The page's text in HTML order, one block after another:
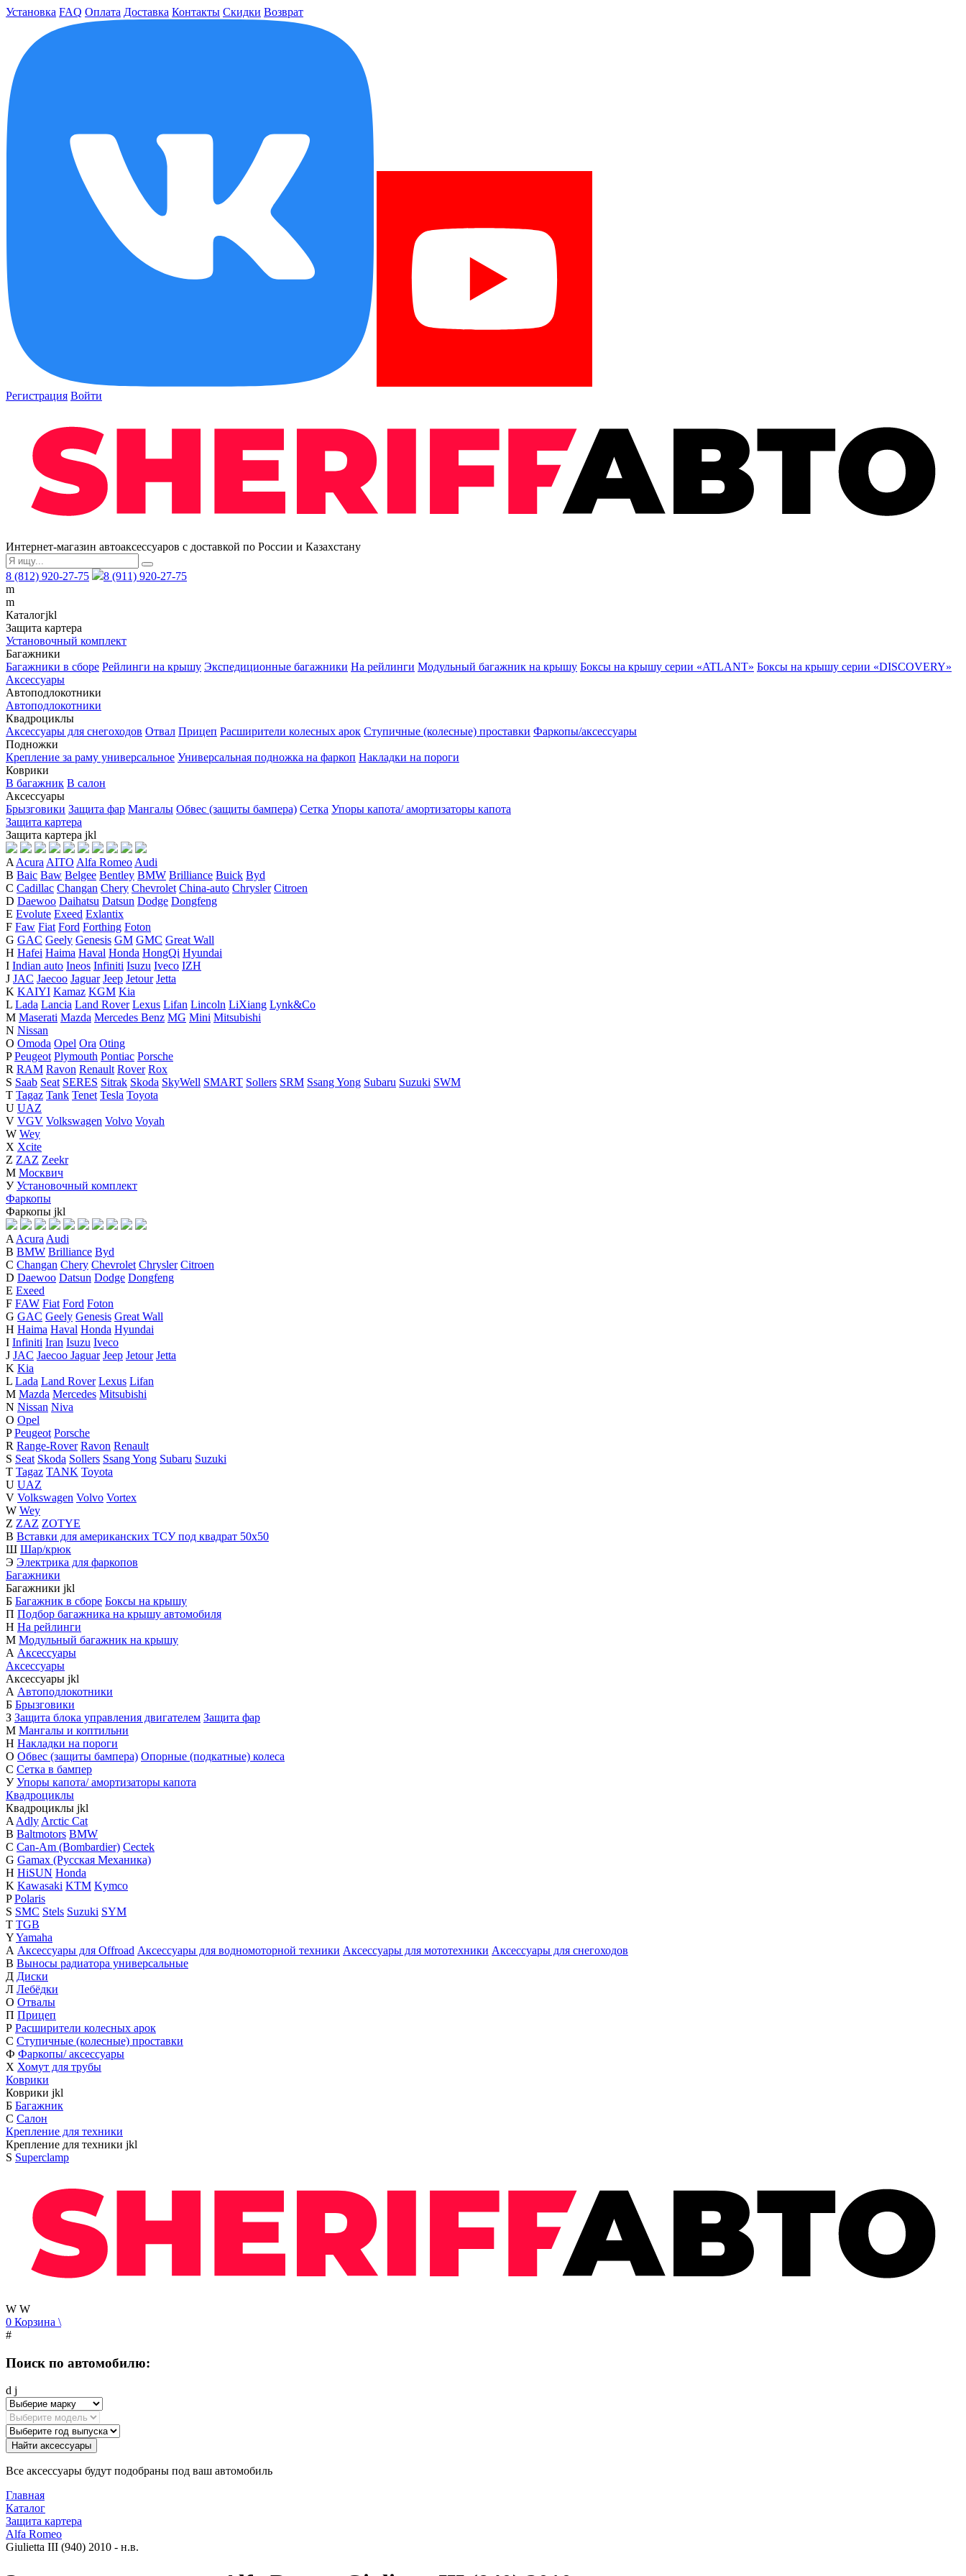
Установка FAQ Оплата Доставка Контакты Скидки Возврат
Регистрация Войти
Интернет-магазин автоаксессуаров с доставкой по России и Казахстану
8 (812) 920-27-75
8 (911) 920-27-75
m
m
Каталогjkl
Защита картера
Установочный комплект
Багажники
Багажники в сборе Рейлинги на крышу Экспедиционные багажники На рейлинги Модульный багажник на крышу Боксы на крышу серии «ATLANT» Боксы на крышу серии «DISCOVERY»
Аксессуары
Автоподлокотники
Автоподлокотники
Квадроциклы
Аксессуары для снегоходов Отвал Прицеп Расширители колесных арок Ступичные (колесные) проставки Фаркопы/аксессуары
Подножки
Крепление за раму универсальное Универсальная подножка на фаркоп Накладки на пороги
Коврики
В багажник В салон
Аксессуары
Брызговики Защита фар Мангалы Обвес (защиты бампера) Сетка Упоры капота/ амортизаторы капота
Защита картера
Защита картера jkl
AAcuraAITO Alfa RomeoAudi
B Baic Baw Belgee Bentley BMW Brilliance Buick Byd
C Cadillac Changan Chery Chevrolet China-auto Chrysler Citroen
D Daewoo Daihatsu Datsun Dodge Dongfeng
E Evolute Exeed Exlantix
F Faw Fiat Ford Forthing Foton
G GAC Geely Genesis GM GMC Great Wall
H Hafei Haima Haval Honda HongQi Hyundai
I Indian auto Ineos Infiniti Isuzu Iveco IZH
J JAC Jaecoo Jaguar Jeep Jetour Jetta
K KAIYI Kamaz KGM Kia
L Lada Lancia Land Rover Lexus Lifan Lincoln LiXiang Lynk&Co
M Maserati Mazda Mercedes Benz MG Mini Mitsubishi
N Nissan
O Omoda Opel Ora Oting
P Peugeot Plymouth Pontiac Porsche
R RAM Ravon Renault Rover Rox
S Saab Seat SERES Sitrak Skoda SkyWell SMART Sollers SRM Ssang Yong Subaru Suzuki SWM
T Tagaz Tank Tenet Tesla Toyota
U UAZ
V VGV Volkswagen Volvo Voyah
W Wey
X Xcite
Z ZAZ Zeekr
М Москвич
У Установочный комплект
Фаркопы
Фаркопы jkl
AAcuraAudi
B BMW Brilliance Byd
C Changan Chery Chevrolet Chrysler Citroen
D Daewoo Datsun Dodge Dongfeng
E Exeed
F FAW Fiat Ford Foton
G GAC Geely Genesis Great Wall
H Haima Haval Honda Hyundai
I Infiniti Iran Isuzu Iveco
J JAC Jaecoo Jaguar Jeep Jetour Jetta
K Kia
L Lada Land Rover Lexus Lifan
M Mazda Mercedes Mitsubishi
N Nissan Niva
O Opel
P Peugeot Porsche
R Range-Rover Ravon Renault
S Seat Skoda Sollers Ssang Yong Subaru Suzuki
T Tagaz TANK Toyota
U UAZ
V Volkswagen Volvo Vortex
W Wey
Z ZAZ ZOTYE
В Вставки для американских ТСУ под квадрат 50х50
Ш Шар/крюк
Э Электрика для фаркопов
Багажники
Багажники jkl
Б Багажник в сборе Боксы на крышу
П Подбор багажника на крышу автомобиля
Н На рейлинги
М Модульный багажник на крышу
А Аксессуары
Аксессуары
Аксессуары jkl
А Автоподлокотники
Б Брызговики
З Защита блока управления двигателем Защита фар
М Мангалы и коптильни
Н Накладки на пороги
О Обвес (защиты бампера) Опорные (подкатные) колеса
С Сетка в бампер
У Упоры капота/ амортизаторы капота
Квадроциклы
Квадроциклы jkl
AAdlyArctic Cat
B Baltmotors BMW
C Can-Am (Bombardier) Cectek
G Gamax (Русская Механика)
H HiSUN Honda
K Kawasaki KTM Kymco
P Polaris
S SMC Stels Suzuki SYM
T TGB
YYamaha
А Аксессуары для Offroad Аксессуары для водномоторной техники Аксессуары для мототехники Аксессуары для снегоходов
В Выносы радиатора универсальные
Д Диски
Л Лебёдки
О Отвалы
П Прицеп
Р Расширители колесных арок
С Ступичные (колесные) проставки
Ф Фаркопы/ аксессуары
Х Хомут для трубы
Коврики
Коврики jkl
Б Багажник
С Салон
Крепление для техники
Крепление для техники jkl
S Superclamp
W W
0 Корзина \
#
Поиск по автомобилю:
d j
Найти аксессуары
Все аксессуары будут подобраны под ваш автомобиль
Главная
Каталог
Защита картера
Alfa Romeo
Giulietta III (940) 2010 - н.в.